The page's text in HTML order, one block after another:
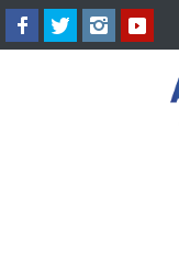
टिहरी में
गहरी खाई
परिवार
घायल, एक